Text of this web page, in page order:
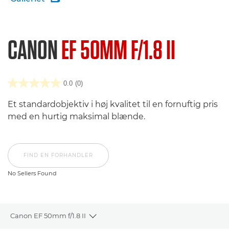
CANONEF 50MM F/1.8 II
0.0 (0)
Et standardobjektiv i høj kvalitet til en fornuftig pris
med en hurtig maksimal blænde.
FIND EN FORHANDLER
No Sellers Found
Canon EF 50mm f/1.8 II
Toggle breadcrumbs